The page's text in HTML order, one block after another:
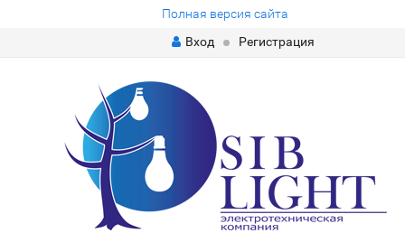
Полная версия сайта
Вход
Регистрация